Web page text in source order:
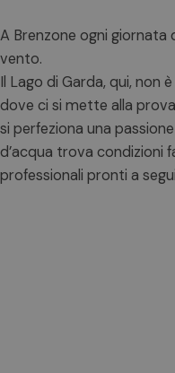
A Brenzone ogni giornata
vento.
Il Lago di Garda, qui, non
dove ci si mette alla
si perfeziona una
d’acqua trova condizioni
professionali pronti a